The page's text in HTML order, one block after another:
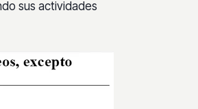
sus actividades